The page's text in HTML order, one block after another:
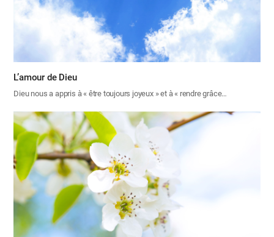
L’amour de Dieu
Dieu nous a appris à « être toujours joyeux » et à « rendre grâce…